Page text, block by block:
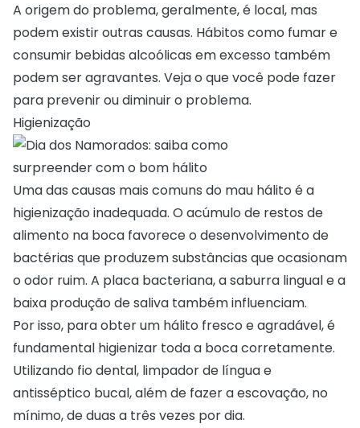
A origem do problema, geralmente, é local, mas
podem existir outras causas. Hábitos como fumare
consumir bebidas alcoólicas em excesso também
podem ser agravantes. Veja o que você pode fazer
para prevenir ou diminuir o problema.
Higienização
Uma das causas mais comuns do mau hálito é a
higienização inadequada. O acúmulo de restos de
alimento na boca favorece o desenvolvimento de
bactérias que produzem substâncias que ocasionam
o odor ruim. A placa bacteriana, a saburra lingual e a
baixa produção de saliva também influenciam.
Por isso, para obter um hálito fresco e agradável, é
fundamental higienizar toda a boca corretamente.
Utilizando fio dental, limpador de língua e
antisséptico bucal, além de fazer a escovação, no
mínimo, de duas a três vezes por dia.